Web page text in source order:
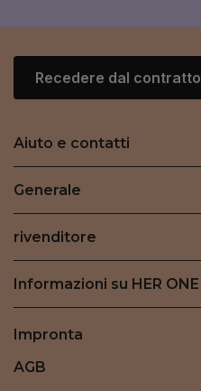
Recedere dal contratto
Aiuto e contatti
Generale
rivenditore
Informazioni su HER ONE
Impronta
AGB